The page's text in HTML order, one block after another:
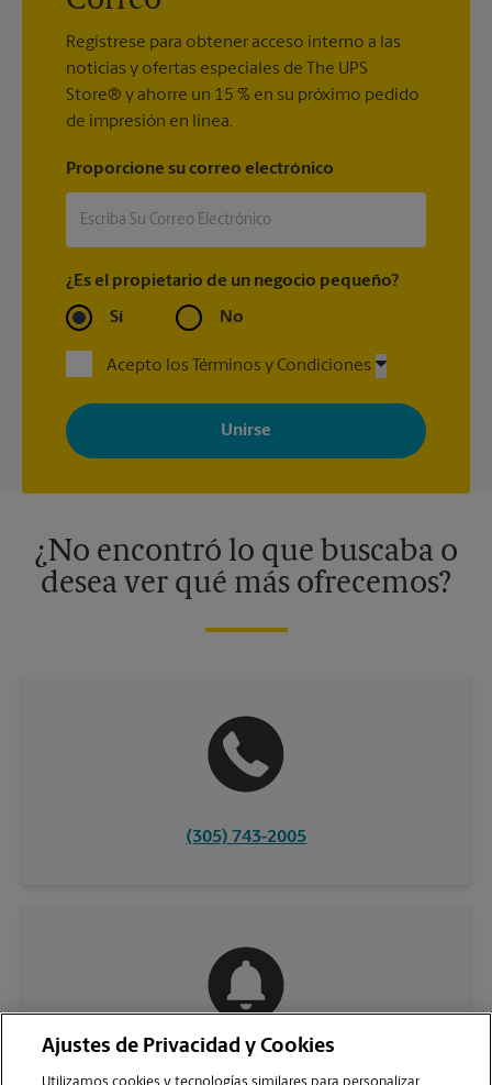
Regístrese para obtener acceso interno a las
noticias y ofertas especiales de The UPS
Store® y ahorre un 15 % en su próximo pedido
de impresión en línea.
Proporcione su correo electrónico
¿Es el propietario de un negocio pequeño?
Sí No
Acepto los Términos y Condiciones
Al registrarse, acepta recibir correos electrónicos de The UPS
Store con noticias, ofertas especiales, promociones y mensajes
adaptados a sus intereses. Puede darse de baja en cualquier
momento. Para más información, consulte nuestra política de
¿No encontró lo que buscaba o
desea ver qué más ofrecemos?
(305) 743-2005
Ajustes de Privacidad y Cookies